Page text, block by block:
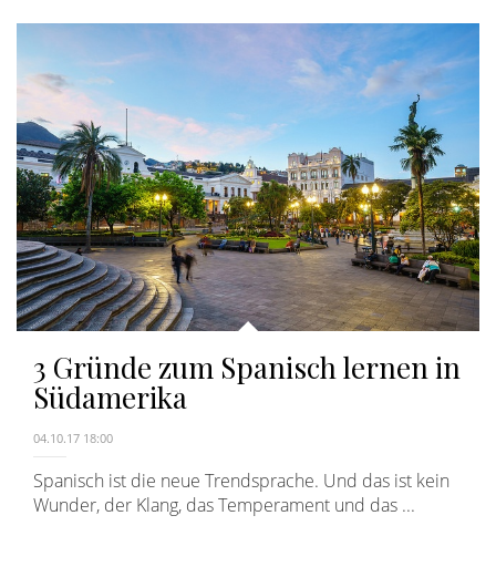
3 Gründe zum Spanisch lernen in
Südamerika
04.10.17 18:00
Spanisch ist die neue Trendsprache. Und das ist kein
Wunder, der Klang, das Temperament und das ...